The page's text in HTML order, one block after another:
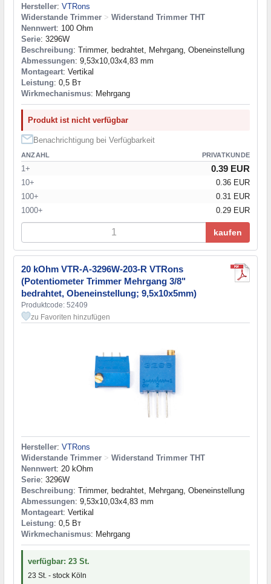
Hersteller: VTRons
Widerstande Trimmer > Widerstand Trimmer THT
Nennwert: 100 Ohm
Serie: 3296W
Beschreibung: Trimmer, bedrahtet, Mehrgang, Obeneinstellung
Abmessungen: 9,53x10,03x4,83 mm
Montageart: Vertikal
Leistung: 0,5 Вт
Wirkmechanismus: Mehrgang
Produkt ist nicht verfügbar
Benachrichtigung bei Verfügbarkeit
ANZAHL PRIVATKUNDE
1+ 0.39 EUR
10+
0.36 EUR
100+
0.31 EUR
1000+
0.29 EUR
kaufen
20 kOhm VTR-A-3296W-203-R VTRons
(Potentiometer Trimmer Mehrgang 3/8"
bedrahtet, Obeneinstellung; 9,5x10x5mm)
Produktcode: 52409
zu Favoriten hinzufügen
Hersteller: VTRons
Widerstande Trimmer > Widerstand Trimmer THT
Nennwert: 20 kOhm
Serie: 3296W
Beschreibung: Trimmer, bedrahtet, Mehrgang, Obeneinstellung
Abmessungen: 9,53x10,03x4,83 mm
Montageart: Vertikal
Leistung: 0,5 Вт
Wirkmechanismus: Mehrgang
verfügbar: 23 St.
23 St. - stock Köln